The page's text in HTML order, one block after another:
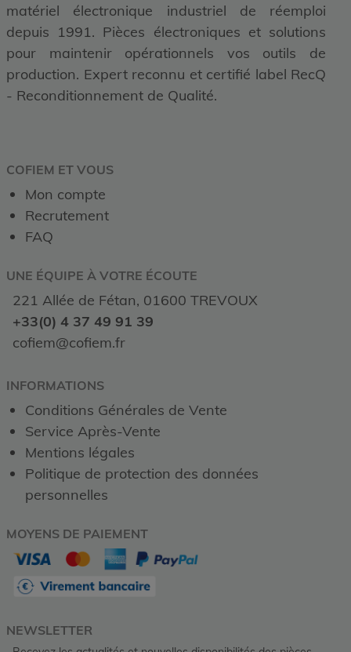
matériel électronique industriel de réemploi
depuis 1991. Pièces électroniques et solutions
pour maintenir opérationnels vos outils de
production. Expert reconnu et certifié label RecQ
- Reconditionnement de Qualité.
COFIEM ET VOUS
Mon compte
Recrutement
FAQ
UNE ÉQUIPE À VOTRE ÉCOUTE
221 Allée de Fétan, 01600 TREVOUX
+33(0) 4 37 49 91 39
cofiem@cofiem.fr
INFORMATIONS
Conditions Générales de Vente
Service Après-Vente
Mentions légales
Politique de protection des données
personnelles
MOYENS DE PAIEMENT
NEWSLETTER